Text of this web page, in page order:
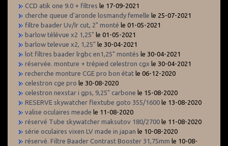
CCD atik one 9.0 + filtres le 17-09-2021
cherche queue d'aronde losmandy femelle le 25-07-2021
filtre baader Uv/Ir cut, 2" monté le 01-05-2021
barlow télévue x2 1,25" le 01-05-2021
barlow televue x2, 1,25" le 30-04-2021
lot filtres baader lrgbc en1,25" montés le 30-04-2021
réservée. monture + trépied celestron cgx le 30-04-2021
recherche monture CGE pro bon état le 06-12-2020
celestron cge pro le 30-08-2020
celestron nexstar i gps, 9,25" carbone le 15-08-2020
RESERVE skywatcher flextube goto 355/1600 le 13-08-2020
valise oculaires meade le 11-08-2020
réservé Tube skywatcher maksutov 180/2700 le 11-08-2020
série oculaires vixen LV made in japan le 10-08-2020
réservé. Filtre Baader Contrast Booster 31,75mm le 10-08-